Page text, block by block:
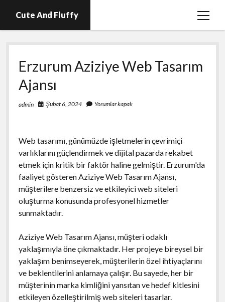
Cute And Fluffy
menüyü
En İyi Telegram Abone Hilesi Ücretsiz
Igtv Beğeni Atma Hilesi Bedava
Igtv Izlenme Arttırma Hilesi Parasız
Instagram Bot Hesap Ne Demek?
Sayfa Listesi
Erzurum Aziziye Web Tasarım
Ajansı
admin Şubat 6, 2024 Yorumlar kapalı
Web tasarımı, günümüzde işletmelerin çevrimiçi
varlıklarını güçlendirmek ve dijital pazarda rekabet
etmek için kritik bir faktör haline gelmiştir. Erzurum'da
faaliyet gösteren Aziziye Web Tasarım Ajansı,
müşterilere benzersiz ve etkileyici web siteleri
oluşturma konusunda profesyonel hizmetler
sunmaktadır.
Aziziye Web Tasarım Ajansı, müşteri odaklı
yaklaşımıyla öne çıkmaktadır. Her projeye bireysel bir
yaklaşım benimseyerek, müşterilerin özel ihtiyaçlarını
ve beklentilerini anlamaya çalışır. Bu sayede, her bir
müşterinin marka kimliğini yansıtan ve hedef kitlesini
etkileyen özelleştirilmiş web siteleri tasarlar.